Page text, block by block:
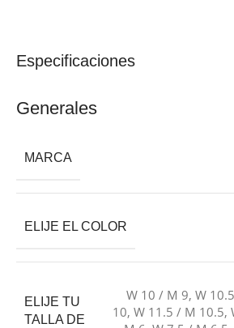
Especificaciones
Generales
MARCA
ELIJE EL COLOR
ELIJE TU
TALLA DE
W 10 / M 9, W
10, W 11.5 / M 10.5,